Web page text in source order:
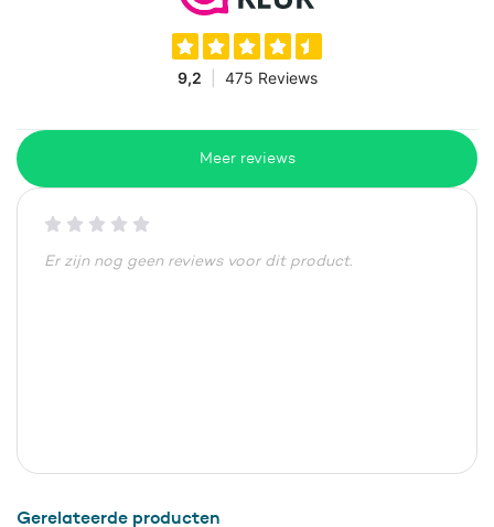
Meer reviews
Er zijn nog geen reviews voor dit product.
Gerelateerde producten